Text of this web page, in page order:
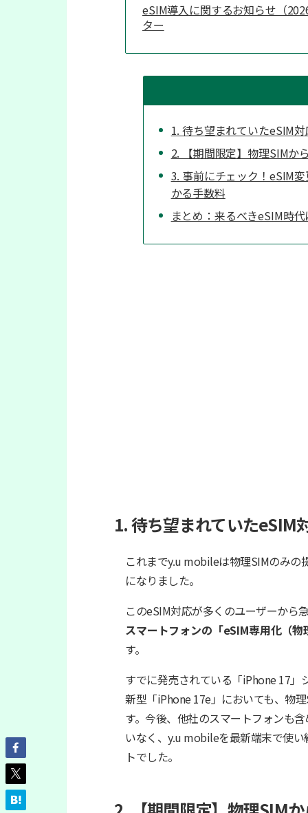
eSIM導入に関するお知らせ（
ター
1. 待ち望まれていたeSIM
2. 【期間限定】物理SIMか
3. 事前にチェック！eSIM
かる手数料
まとめ：来るべきeSIM時
1. 待ち望まれていた
これまでy.u mobileは物理SIMのみの
になりました。
このeSIM対応が多くのユーザーから
スマートフォンの「eSIM専用化（
す。
すでに発売されている「iPhone 17」
新型「iPhone 17e」においても、物
す。今後、他社のスマートフォンも
いなく、y.u mobileを最新端末で使
トでした。